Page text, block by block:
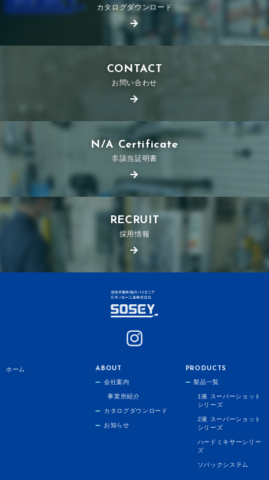
カタログダウンロード
CONTACT
お問い合わせ
N/A Certificate
非該当証明書
RECRUIT
採用情報
ホーム
ABOUT
会社案内
事業所紹介
カタログダウンロード
お知らせ
PRODUCTS
製品一覧
1液 スーパーショット
シリーズ
2液 スーパーショット
シリーズ
ハードミキサーシリー
ズ
ソバックシステム